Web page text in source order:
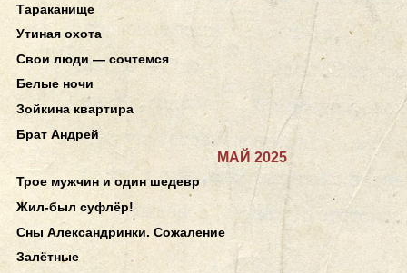
Тараканище
Утиная охота
Свои люди — сочтемся
Белые ночи
Зойкина квартира
Брат Андрей
МАЙ 2025
Трое мужчин и один шедевр
Жил-был суфлёр!
Сны Александринки. Сожаление
Залётные